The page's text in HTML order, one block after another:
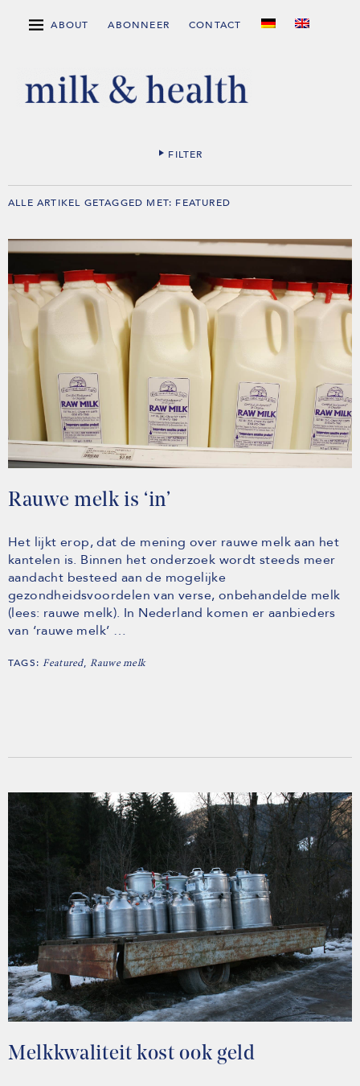
ABOUT ABONNEER CONTACT
FILTER
ALLE ARTIKEL GETAGGED MET: FEATURED
Rauwe melk is ‘in’
Het lijkt erop, dat de mening over rauwe melk aan het
kantelen is. Binnen het onderzoek wordt steeds meer
aandacht besteed aan de mogelijke
gezondheidsvoordelen van verse, onbehandelde melk
(lees: rauwe melk). In Nederland komen er aanbieders
van ‘rauwe melk’ …
TAGS:Featured,Rauwe melk
Melkkwaliteit kost ook geld